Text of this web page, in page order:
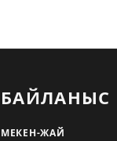
БАЙЛАНЫС
МЕКЕН-ЖАЙ